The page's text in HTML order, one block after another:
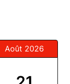
Août 2026